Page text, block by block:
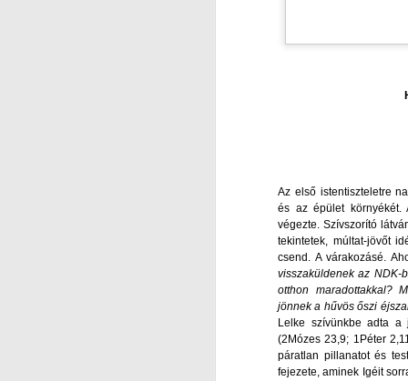
Az első istentiszteletre
és az épület környékét.
végezte. Szívszorító
tekintetek, múltat-jövőt
csend. A várakozásé.
visszaküldenek az NDK-
otthon maradottakkal?
jönnek a hűvös őszi
Lelke szívünkbe adta a
(2Mózes 23,9; 1Péter
páratlan pillanatot és
fejezete, aminek Igéit